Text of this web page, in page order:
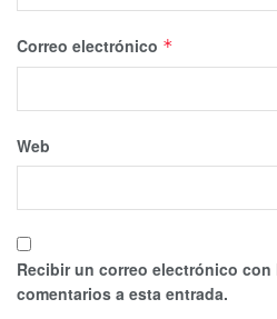
Correo electrónico *
Web
Recibir un correo electrónico
comentarios a esta entrada.